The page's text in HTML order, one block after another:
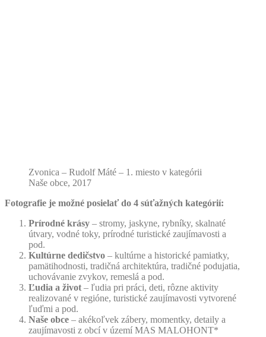
Zvonica – Rudolf Máté – 1. miesto v kategórii
Naše obce, 2017
Fotografie je možné posielať do 4 súťažných kategórií:
Prírodné krásy – stromy, jaskyne, rybníky, skalnaté
útvary, vodné toky, prírodné turistické zaujímavosti a
pod.
Kultúrne dedičstvo – kultúrne a historické pamiatky,
pamätihodnosti, tradičná architektúra, tradičné podujatia,
uchovávanie zvykov, remeslá a pod.
Ľudia a život – ľudia pri práci, deti, rôzne aktivity
realizované v regióne, turistické zaujímavosti vytvorené
ľuďmi a pod.
Naše obce – akékoľvek zábery, momentky, detaily a
zaujímavosti z obcí v území MAS MALOHONT*